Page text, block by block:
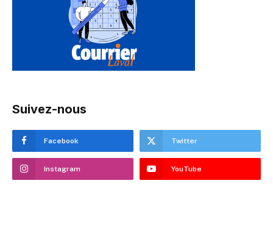
Suivez-nous
Facebook Twitter
Instagram YouTube